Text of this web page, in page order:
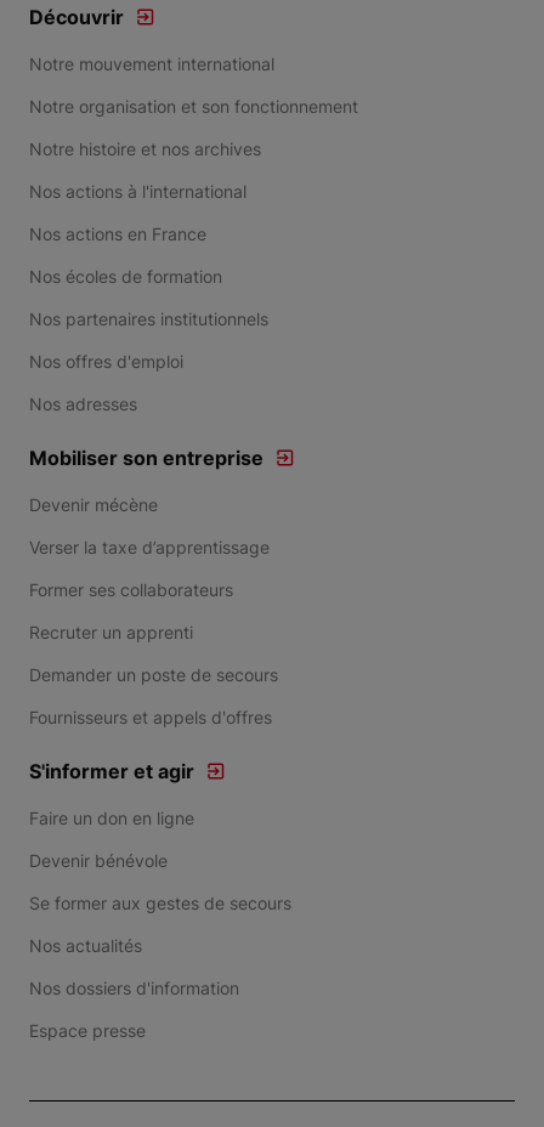
Découvrir
Notre mouvement international
Notre organisation et son fonctionnement
Notre histoire et nos archives
Nos actions à l'international
Nos actions en France
Nos écoles de formation
Nos partenaires institutionnels
Nos offres d'emploi
Nos adresses
Mobiliser son entreprise
Devenir mécène
Verser la taxe d’apprentissage
Former ses collaborateurs
Recruter un apprenti
Demander un poste de secours
Fournisseurs et appels d'offres
S'informer et agir
Faire un don en ligne
Devenir bénévole
Se former aux gestes de secours
Nos actualités
Nos dossiers d'information
Espace presse